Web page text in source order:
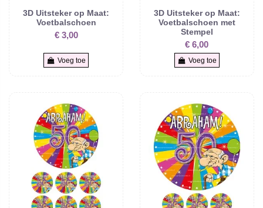
3D Uitsteker op Maat:
Voetbalschoen
€ 3,00
Voeg toe
3D Uitsteker op Maat:
Voetbalschoen met
Stempel
€ 6,00
Voeg toe